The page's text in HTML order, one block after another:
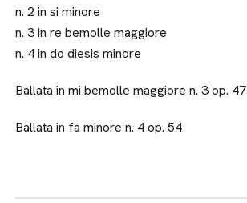
n. 2 in si minore
n. 3 in re bemolle maggiore
n. 4 in do diesis minore
Ballata in mi bemolle maggiore n. 3 op. 47
Ballata in fa minore n. 4 op. 54